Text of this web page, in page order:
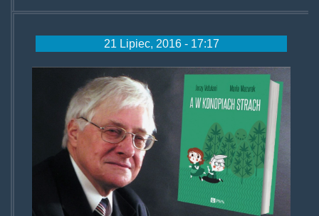
21 Lipiec, 2016 - 17:17
awkonopiachstrach.png